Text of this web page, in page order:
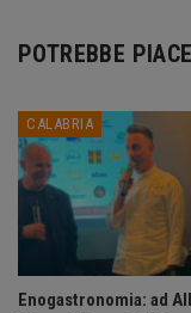
POTREBBE
CALABRIA
Enogastronomia: ad